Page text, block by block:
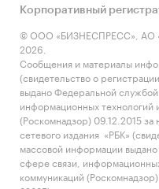
Корпоративный
© ООО «БИЗНЕСПРЕСС», АО
2026.
Сообщения и материалы
(свидетельство о
выдано Федеральной
информационных технологий
(Роскомнадзор) 09.12.2015
сетевого издания «РБК»
массовой информации
сфере связи,
коммуникаций